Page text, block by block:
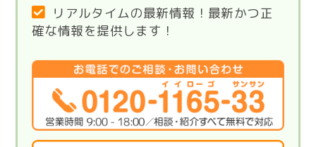
リアルタイムの最新情報！最新かつ正
確な情報を提供します！